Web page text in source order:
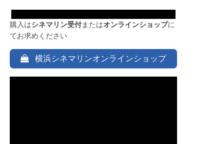
購入はシネマリン受付またはオンラインショップに
てお求めください
横浜シネマリンオンラインショップ